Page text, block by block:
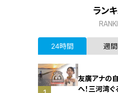
ラン
24時間 週間
友廣アナの
へ！三河湾